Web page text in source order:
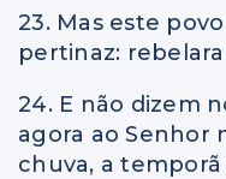
23. Mas este povo
pertinaz:
24. E não dizem
agora ao Senhor
chuva, a